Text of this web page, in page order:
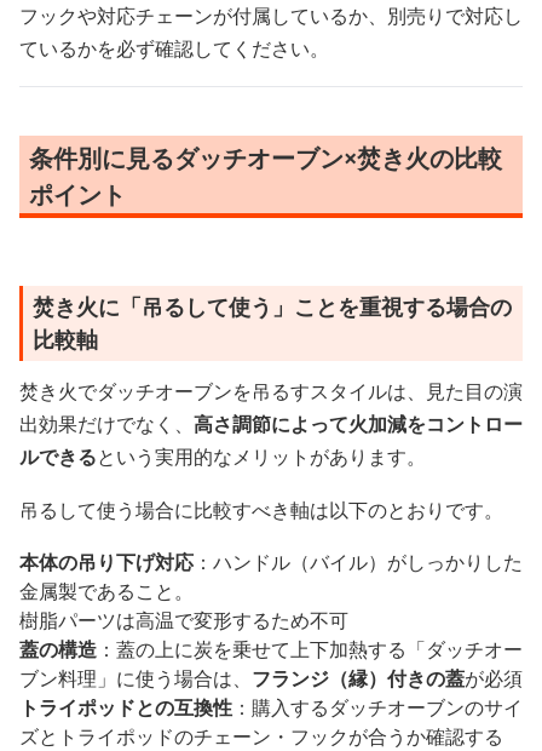
フックや対応チェーンが付属しているか、別売りで対応し
ているかを必ず確認してください。
条件別に見るダッチオーブン×焚き火の比較
ポイント
焚き火に「吊るして使う」ことを重視する場合の
比較軸
焚き火でダッチオーブンを吊るすスタイルは、見た目の演
出効果だけでなく、 高さ調節によって火加減をコントロー
ルできるという実用的なメリットがあります。
吊るして使う場合に比較すべき軸は以下のとおりです。
本体の吊り下げ対応 ：ハンドル（バイル）がしっかりした
金属製であること。
樹脂パーツは高温で変形するため不可
蓋の構造 ：蓋の上に炭を乗せて上下加熱する「ダッチオー
ブン料理」に使う場合は、 フランジ（縁）付きの蓋が必須
トライポッドとの互換性 ：購入するダッチオーブンのサイ
ズとトライポッドのチェーン・フックが合うか確認する